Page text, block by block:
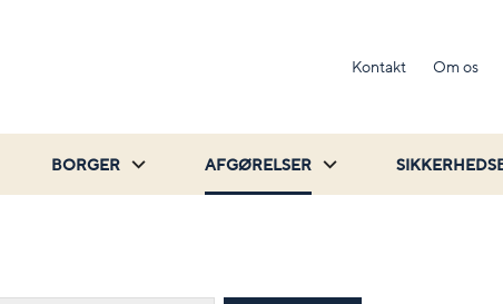
Kontakt Om os
BORGER AFGØRELSER